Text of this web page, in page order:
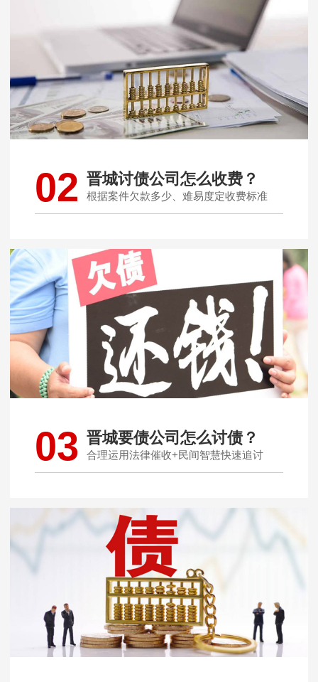
02 晋城讨债公司怎么收费？
根据案件欠款多少、难易度定收费标准
03 晋城要债公司怎么讨债？
合理运用法律催收+民间智慧快速追讨